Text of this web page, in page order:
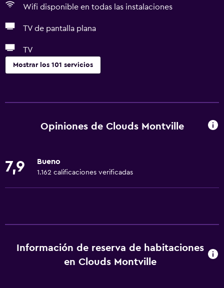
Wifi disponible en todas las instalaciones
TV de pantalla plana
TV
Mostrar los 101 servicios
Wifi disponible en todas las instalaciones
Alarma de humo
Toallas
Opiniones de Clouds Montville
7,9 Bueno
1.162 calificaciones verificadas
Información de reserva de habitaciones
en Clouds Montville